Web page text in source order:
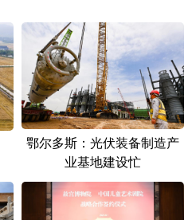
Français عربى
日本語 한국어
鄂尔多斯：光伏装备制造产
业基地建设忙